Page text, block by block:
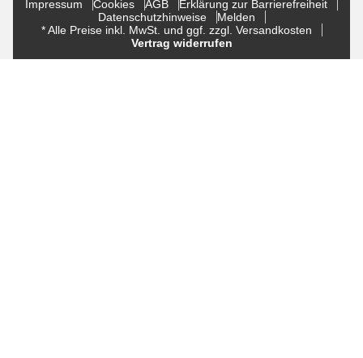
Impressum Cookies AGB
Erklärung zur Barrierefreiheit
Datenschutzhinweise
Melden
* Alle Preise inkl. MwSt. und ggf. zzgl. Versandkosten
Vertrag widerrufen